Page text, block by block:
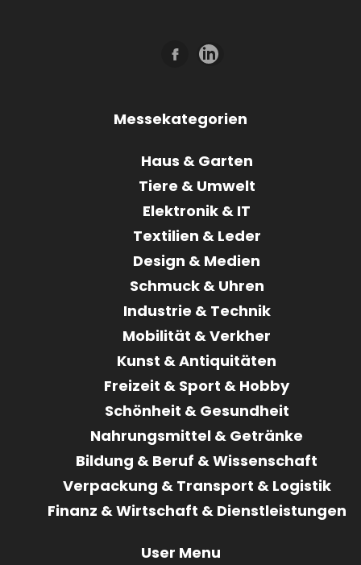
Messekategorien
Haus & Garten
Tiere & Umwelt
Elektronik & IT
Textilien & Leder
Design & Medien
Schmuck & Uhren
Industrie & Technik
Mobilität & Verkher
Kunst & Antiquitäten
Freizeit & Sport & Hobby
Schönheit & Gesundheit
Nahrungsmittel & Getränke
Bildung & Beruf & Wissenschaft
Verpackung & Transport & Logistik
Finanz & Wirtschaft & Dienstleistungen
User Menu